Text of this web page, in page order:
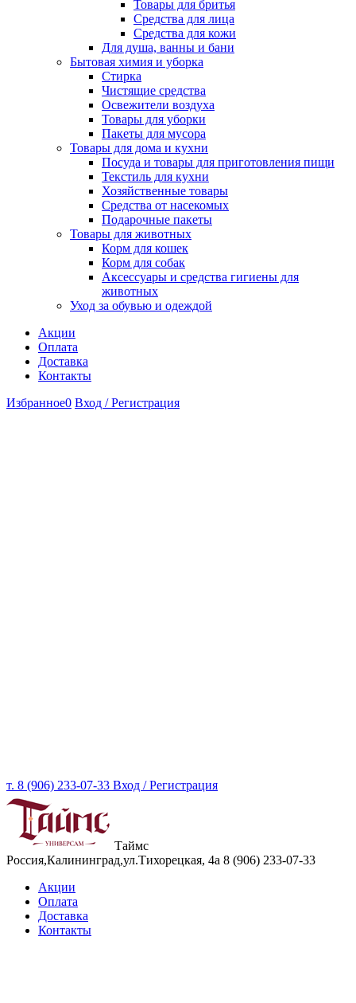
Товары для бритья
Средства для лица
Средства для кожи
Для душа, ванны и бани
Бытовая химия и уборка
Стирка
Чистящие средства
Освежители воздуха
Товары для уборки
Пакеты для мусора
Товары для дома и кухни
Посуда и товары для приготовления пищи
Текстиль для кухни
Хозяйственные товары
Средства от насекомых
Подарочные пакеты
Товары для животных
Корм для кошек
Корм для собак
Аксессуары и средства гигиены для
животных
Уход за обувью и одеждой
Акции
Оплата
Доставка
Контакты
Избранное0 Вход / Регистрация
т. 8 (906) 233-07-33 Вход / Регистрация
Таймс
Россия,Калининград,ул.Тихорецкая, 4а 8 (906) 233-07-33
Акции
Оплата
Доставка
Контакты